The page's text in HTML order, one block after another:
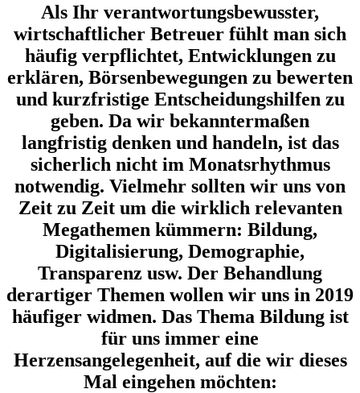
Als Ihr verantwortungsbewusster,
wirtschaftlicher Betreuer fühlt man sich
häufig verpflichtet, Entwicklungen zu
erklären, Börsenbewegungen zu bewerten
und kurzfristige Entscheidungshilfen zu
geben. Da wir bekanntermaßen
langfristig denken und handeln, ist das
sicherlich nicht im Monatsrhythmus
notwendig. Vielmehr sollten wir uns von
Zeit zu Zeit um die wirklich relevanten
Megathemen kümmern: Bildung,
Digitalisierung, Demographie,
Transparenz usw. Der Behandlung
derartiger Themen wollen wir uns in 2019
häufiger widmen. Das Thema Bildung ist
für uns immer eine
Herzensangelegenheit, auf die wir dieses
Mal eingehen möchten: